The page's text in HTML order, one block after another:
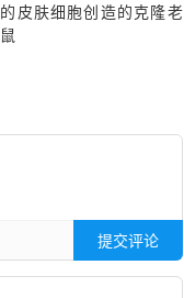
的皮肤细胞创造的克隆老
鼠
提交评论